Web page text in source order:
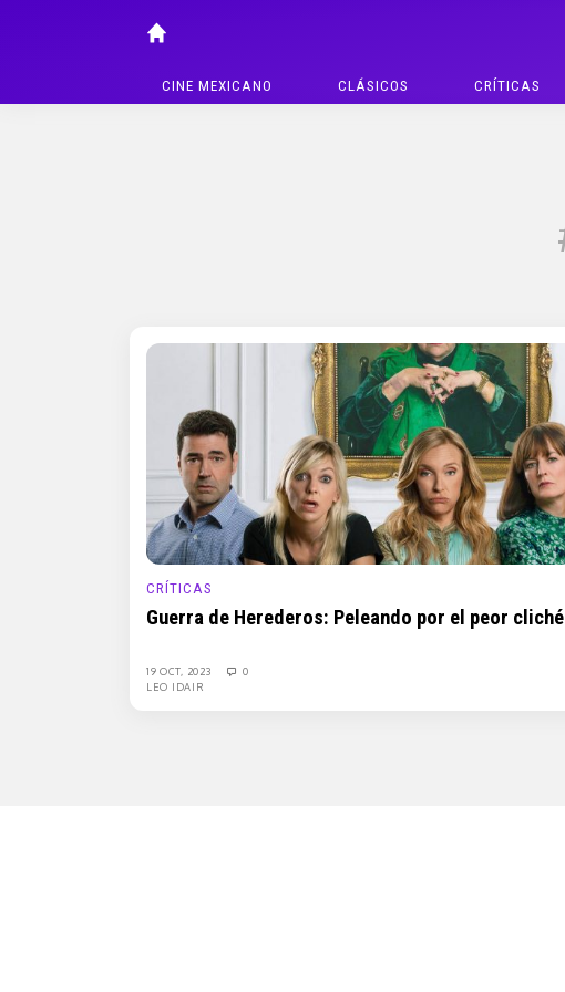
CINE MEXICANO CLÁSICOS CRÍTICAS
CRÍTICAS
Guerra de Herederos: Peleando por el peor cliché
19 OCT, 2023
0
LEO IDAIR